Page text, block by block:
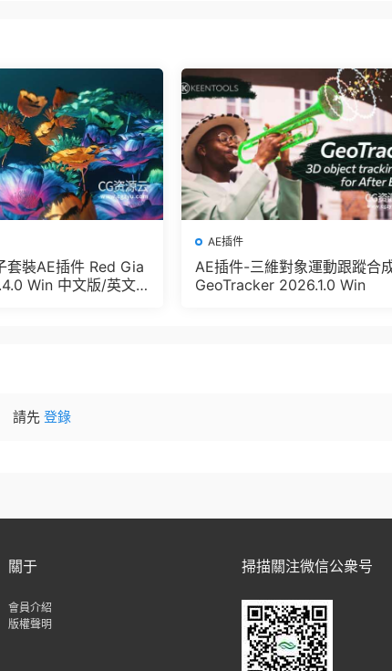
套裝AE插件 Red Gia
Win 中文版/英文
AE插件
AE插件-三維對象運動跟蹤合
GeoTracker 2026.1.0 Win
請先 登錄
關于
會員介紹
版權聲明
掃描關注微信公衆号